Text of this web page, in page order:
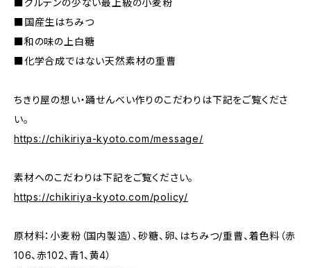
■グルテンの少ない最上級の小麦粉
■国産生はちみつ
■和の味の上白糖
■化学合成ではない天然素材の重曹
ちきり屋の想い・踊せんべい作りのこだわりは下記をご覧くださ
い。
https://chikiriya-kyoto.com/message/
素材へのこだわりは下記をご覧ください。
https://chikiriya-kyoto.com/policy/
原材料：小麦粉（国内製造）、砂糖、卵、はちみつ/重曹、着色料（赤
106、赤102、青1、黄4）